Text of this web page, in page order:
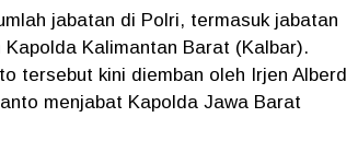
jabatan di Polri, termasuk jabatan
Kalimantan Barat (Kalbar).
tersebut kini diemban oleh Irjen Alberd
menjabat Kapolda Jawa Barat